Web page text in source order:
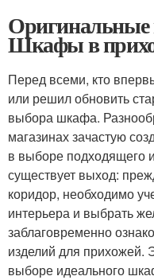
Шкафы в
Перед всеми, кто
или решил обновить
выбора шкафа.
магазинах зачастую
в выборе подходящего
существует выход:
коридор, необходимо
интерьера и выбрать
заблаговременно
изделий для прихожей.
выборе идеального